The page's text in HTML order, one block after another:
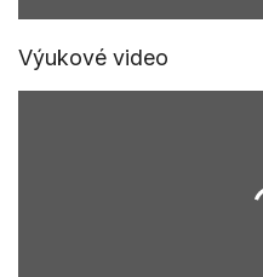
Výukové video